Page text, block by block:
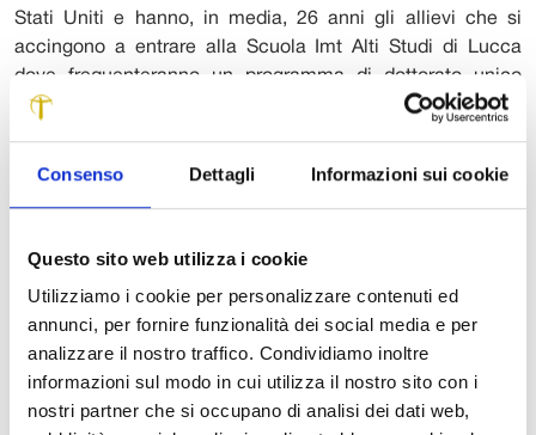
Consenso Dettagli Informazioni sui cookie
Questo sito web utilizza i cookie
Utilizziamo i cookie per personalizzare contenuti ed
annunci, per fornire funzionalità dei social media e per
analizzare il nostro traffico. Condividiamo inoltre
informazioni sul modo in cui utilizza il nostro sito con i
nostri partner che si occupano di analisi dei dati web,
Stati Uniti e hanno, in media, 26 anni gli allievi che si
accingono a entrare alla Scuola Imt Alti Studi di Lucca
dove frequenteranno un programma di dottorato unico
articolato in quattro curricula.
toscana, frutto della recente collaborazione tra la Scuola e
137 paesi diversi. L’obiettivo è attirare i migliori allievi da
tutto il mondo e trattenere
i più brillanti tra quelli italiani. Otto sono gli studenti che
accedono al curriculum in Analisi e gestione dei beni
culturali (Amch), dieci quelli che frequenteranno il nuovo